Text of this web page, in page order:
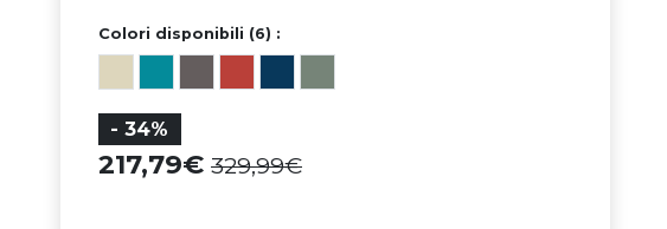
Colori disponibili (6) :
- 34%
217,79 329,99